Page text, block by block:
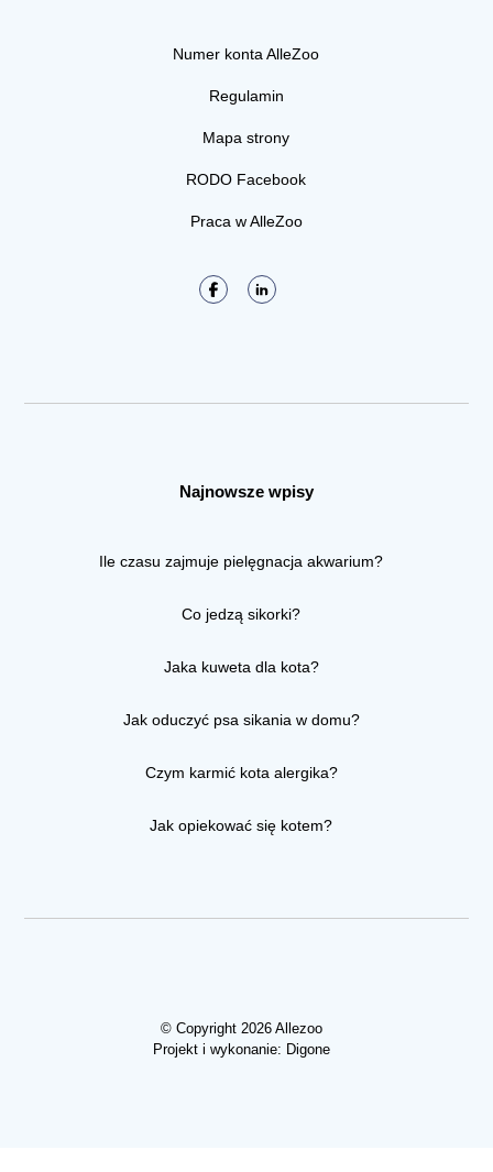
Numer konta AlleZoo
Regulamin
Mapa strony
RODO Facebook
Praca w AlleZoo
Najnowsze wpisy
Ile czasu zajmuje pielęgnacja akwarium?
Co jedzą sikorki?
Jaka kuweta dla kota?
Jak oduczyć psa sikania w domu?
Czym karmić kota alergika?
Jak opiekować się kotem?
© Copyright 2026 Allezoo
Projekt i wykonanie: Digone